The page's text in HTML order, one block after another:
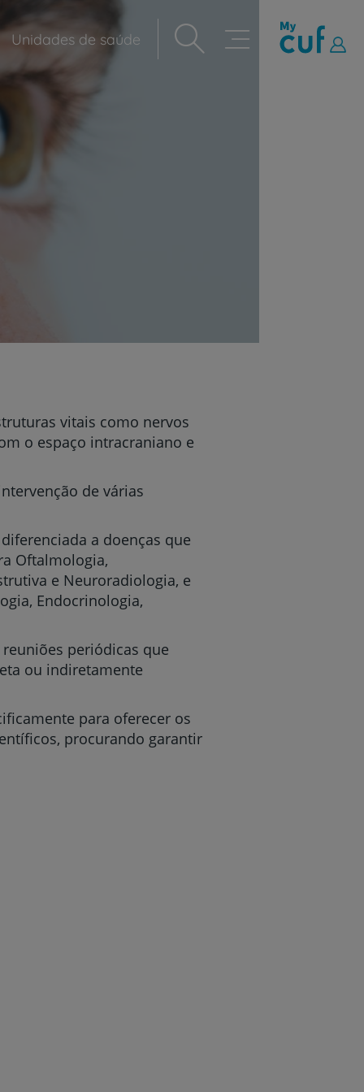
Navegação
Unidades de saúde
vitais como nervos
o espaço intracraniano e
de várias
a doenças que
Oftalmologia,
e Neuroradiologia, e
Endocrinologia,
periódicas que
ou indiretamente
para oferecer os
procurando garantir